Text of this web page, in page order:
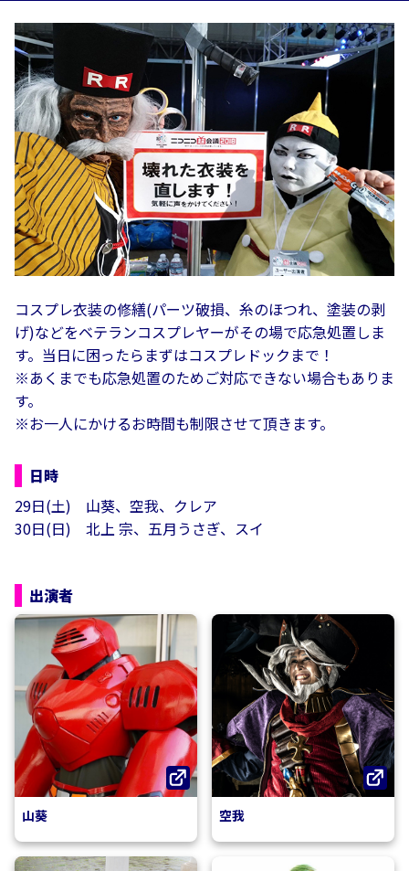
コスプレ衣装の修繕(パーツ破損、糸のほつれ、塗装の剥
げ)などをベテランコスプレヤーがその場で応急処置しま
す。当日に困ったらまずはコスプレドックまで！
※あくまでも応急処置のためご対応できない場合もありま
す。
※お一人にかけるお時間も制限させて頂きます。
日時
29日(土) 山葵、空我、クレア
30日(日) 北上 宗、五月うさぎ、スイ
出演者
山葵 空我